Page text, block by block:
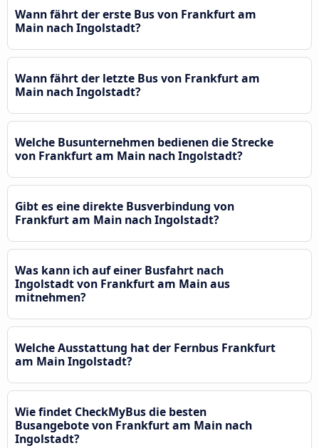
Wann fährt der erste Bus von Frankfurt am
Main nach Ingolstadt?
Wann fährt der letzte Bus von Frankfurt am
Main nach Ingolstadt?
Welche Busunternehmen bedienen die Strecke
von Frankfurt am Main nach Ingolstadt?
Gibt es eine direkte Busverbindung von
Frankfurt am Main nach Ingolstadt?
Was kann ich auf einer Busfahrt nach
Ingolstadt von Frankfurt am Main aus
mitnehmen?
Welche Ausstattung hat der Fernbus Frankfurt
am Main Ingolstadt?
Wie findet CheckMyBus die besten
Busangebote von Frankfurt am Main nach
Ingolstadt?